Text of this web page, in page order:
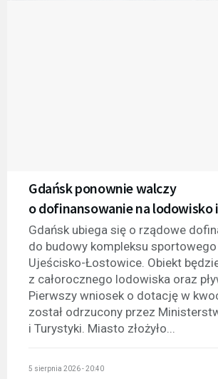
Gdańsk ponownie walczy
o dofinansowanie na lodowisko
Gdańsk ubiega się o rządowe
do budowy kompleksu
Ujeścisko-Łostowice. Obiekt
z całorocznego lodowiska oraz
Pierwszy wniosek o dotację w
został odrzucony przez
i Turystyki. Miasto złożyło...
5 sierpnia 2026 - 20:40